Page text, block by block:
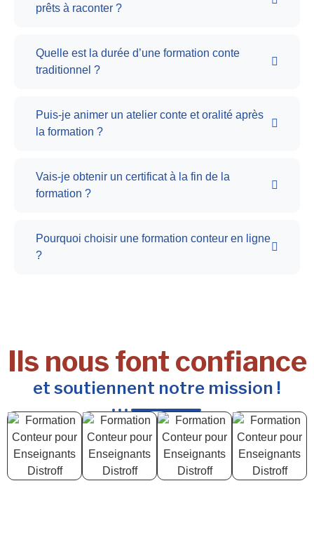
prêts à raconter ?
Quelle est la durée d’une formation conte
traditionnel ?
Puis-je animer un atelier conte et oralité après
la formation ?
Vais-je obtenir un certificat à la fin de la
formation ?
Pourquoi choisir une formation conteur en ligne
?
Ils nous font confiance
et soutiennent notre mission !